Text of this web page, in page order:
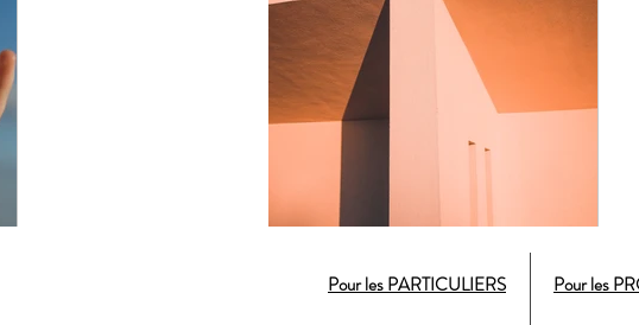
Pour les PARTICULIERS Pour les